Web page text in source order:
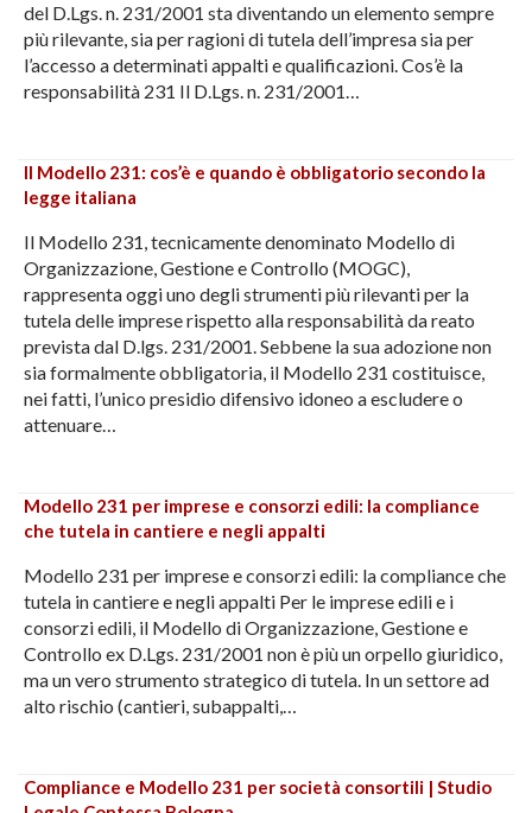
del D.Lgs. n. 231/2001 sta diventando un elemento sempre
più rilevante, sia per ragioni di tutela dell’impresa sia per
l’accesso a determinati appalti e qualificazioni. Cos’è la
responsabilità 231 Il D.Lgs. n. 231/2001…
Il Modello 231: cos’è e quando è obbligatorio secondo la
legge italiana
Il Modello 231, tecnicamente denominato Modello di
Organizzazione, Gestione e Controllo (MOGC),
rappresenta oggi uno degli strumenti più rilevanti per la
tutela delle imprese rispetto alla responsabilità da reato
prevista dal D.lgs. 231/2001. Sebbene la sua adozione non
sia formalmente obbligatoria, il Modello 231 costituisce,
nei fatti, l’unico presidio difensivo idoneo a escludere o
attenuare…
Modello 231 per imprese e consorzi edili: la compliance
che tutela in cantiere e negli appalti
Modello 231 per imprese e consorzi edili: la compliance che
tutela in cantiere e negli appalti Per le imprese edili e i
consorzi edili, il Modello di Organizzazione, Gestione e
Controllo ex D.Lgs. 231/2001 non è più un orpello giuridico,
ma un vero strumento strategico di tutela. In un settore ad
alto rischio (cantieri, subappalti,…
Compliance e Modello 231 per società consortili | Studio